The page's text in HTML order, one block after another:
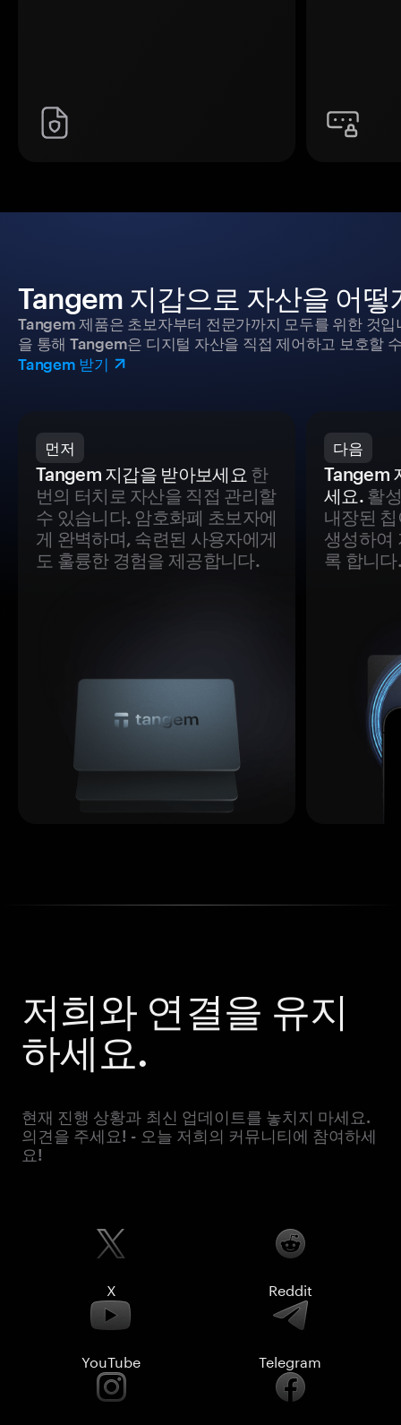
Tangem 지갑으로 자산을 어떻
Tangem 제품은 초보자부터 전문가까지 모두를 위한 것
을 통해 Tangem은 디지털 자산을 직접 제어하고 보호할
Tangem 받기
먼저
Tangem 지갑을 받아보세요 한
번의 터치로 자산을 직접 관리할
수 있습니다. 암호화폐 초보자에
게 완벽하며, 숙련된 사용자에게
도 훌륭한 경험을 제공합니다.
다음
Tangem
세요.활
내장된
생성하여
록 합니다.
저희와 연결을 유지
하세요.
현재 진행 상황과 최신 업데이트를 놓치지 마세요.
의견을 주세요! - 오늘 저희의 커뮤니티에 참여하세
요!
X Reddit
YouTube Telegram